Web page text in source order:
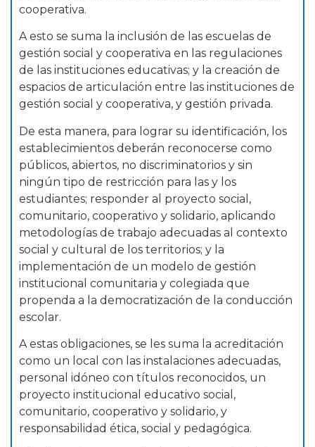
cooperativa.
A esto se suma la inclusión de las escuelas de
gestión social y cooperativa en las regulaciones
de las instituciones educativas; y la creación de
espacios de articulación entre las instituciones de
gestión social y cooperativa, y gestión privada.
De esta manera, para lograr su identificación, los
establecimientos deberán reconocerse como
públicos, abiertos, no discriminatorios y sin
ningún tipo de restricción para las y los
estudiantes; responder al proyecto social,
comunitario, cooperativo y solidario, aplicando
metodologías de trabajo adecuadas al contexto
social y cultural de los territorios; y la
implementación de un modelo de gestión
institucional comunitaria y colegiada que
propenda a la democratización de la conducción
escolar.
A estas obligaciones, se les suma la acreditación
como un local con las instalaciones adecuadas,
personal idóneo con títulos reconocidos, un
proyecto institucional educativo social,
comunitario, cooperativo y solidario, y
responsabilidad ética, social y pedagógica.